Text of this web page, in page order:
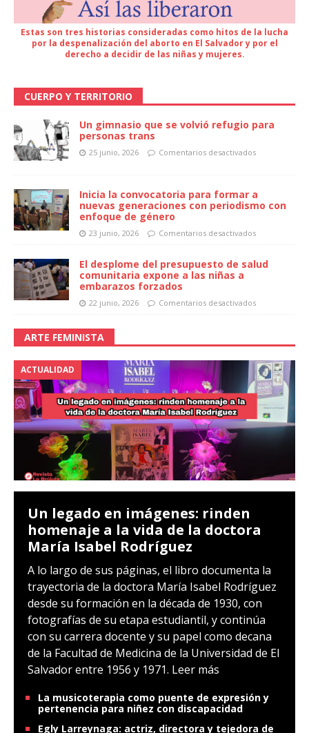
Estas son tres historias consideradas como hitos de la lucha
por la despenalización del aborto en El Salvador y por el
derecho a decidir de las niñas y mujeres.
CUERPO Y TERRITORIO
Un gimnasio que se volvió refugio para
personas trans
25 junio, 2026 Comentarios desactivados
Inicia la convocatoria para formar a
nuevas generaciones con periodismo con
enfoque de género
23 junio, 2026 Comentarios desactivados
El desplome del presupuesto de salud
comunitaria expone a las niñas a
embarazos forzados
22 junio, 2026 Comentarios desactivados
ARTE FEMINISTA
ACTUALIDAD
Un legado en imágenes: rinden
homenaje a la vida de la doctora
María Isabel Rodríguez
A lo largo de sus páginas, el libro documenta la
trayectoria de la doctora María Isabel Rodríguez
desde su formación en la década de 1930, con
fotografías de su etapa estudiantil, y continúa
con su carrera docente y su papel como decana
de la Facultad de Medicina de la Universidad de El
Salvador entre 1956 y 1971. Leer más
La musicoterapia como puente de expresión y
pertenencia para niñez con discapacidad
Egly Larreynaga: actriz, directora y tejedora de